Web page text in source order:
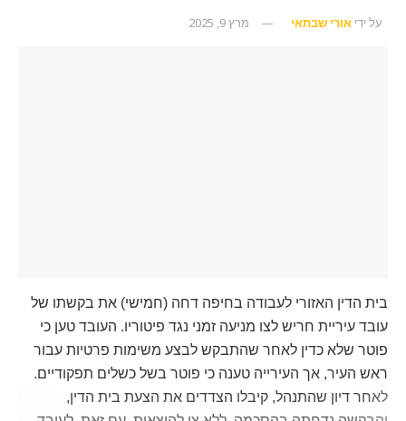
על ידי אורי שבתאי מרץ 9, 2025
בית הדין האזורי לעבודה בחיפה דחה (חמישי) את בקשתו של
עובד עיריית חריש לצו מניעה זמני נגד פיטוריו. העובד טען כי
פוטר שלא כדין לאחר שהתבקש לבצע משימות פרטיות עבור
ראש העיר, אך העירייה טענה כי פוטר בשל כשלים תפקודיים.
לאחר דיון שהתנהל, קיבלו הצדדים את הצעת בית הדין,